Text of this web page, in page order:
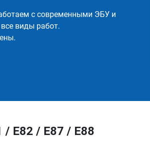
с современными ЭБУ и
виды работ.
/ E82 / E87 / E88